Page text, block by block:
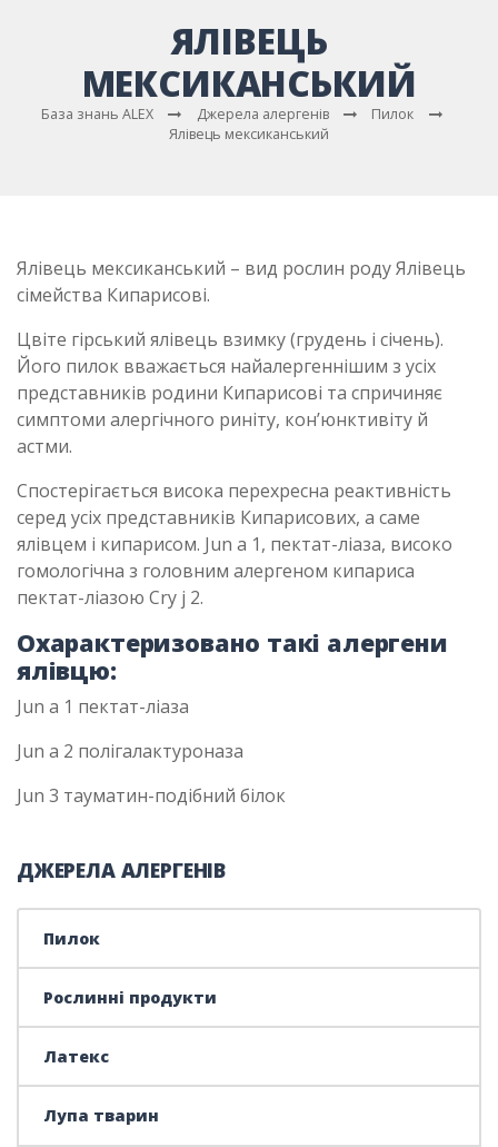
ЯЛІВЕЦЬ
МЕКСИКАНСЬКИЙ
База знань ALEX Джерела алергенів
Пилок
Ялівець мексиканський
Ялівець мексиканський – вид рослин роду Ялівець
сімейства Кипарисові.
Цвіте гірський ялівець взимку (грудень і січень).
Його пилок вважається найалергеннішим з усіх
представників родини Кипарисові та спричиняє
симптоми алергічного риніту, кон’юнктивіту й
астми.
Спостерігається висока перехресна реактивність
серед усіх представників Кипарисових, а саме
ялівцем і кипарисом. Jun a 1, пектат-ліаза, високо
гомологічна з головним алергеном кипариса
пектат-ліазою Cry j 2.
Охарактеризовано такі алергени
ялівцю:
Jun a 1 пектат-ліаза
Jun а 2 полігалактуроназа
Jun 3 тауматин-подібний білок
ДЖЕРЕЛА АЛЕРГЕНІВ
Пилок
Рослинні продукти
Латекс
Лупа тварин